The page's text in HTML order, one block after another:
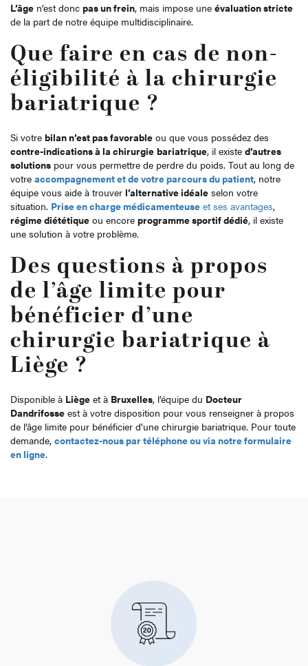
L’âge n’est donc pas un frein, mais impose une évaluation stricte
de la part de notre équipe multidisciplinaire.
Que faire en cas de non-
éligibilité à la chirurgie
bariatrique ?
Si votre bilan n’est pas favorable ou que vous possédez des
contre-indications à la chirurgie bariatrique, il existe d’autres
solutions pour vous permettre de perdre du poids. Tout au long de
votre accompagnement et de votre parcours du patient, notre
équipe vous aide à trouver l’alternative idéale selon votre
situation. Prise en charge médicamenteuse et ses avantages,
régime diététique ou encore programme sportif dédié, il existe
une solution à votre problème.
Des questions à propos
de l’âge limite pour
bénéficier d’une
chirurgie bariatrique à
Liège ?
Disponible à Liège et à Bruxelles, l’équipe du Docteur
Dandrifosse est à votre disposition pour vous renseigner à propos
de l’âge limite pour bénéficier d’une chirurgie bariatrique. Pour toute
demande, contactez-nous par téléphone ou via notre formulaire
en ligne.